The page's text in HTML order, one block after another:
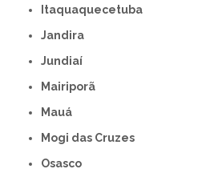
Itaquaquecetuba
Jandira
Jundiaí
Mairiporã
Mauá
Mogi das Cruzes
Osasco